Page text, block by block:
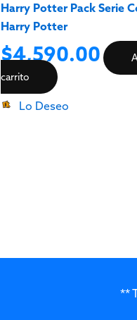
Harry Potter Pack Serie
Harry Potter
$4,590.00
carrito
Lo Deseo
**